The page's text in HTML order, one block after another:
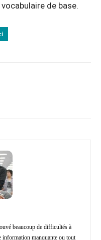
de base.
beaucoup de difficultés à
information manquante ou tout